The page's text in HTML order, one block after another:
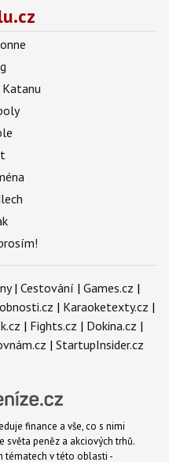
| Cestování | Games.cz |
| Karaoketexty.cz |
| Fights.cz | Dokina.cz |
| StartupInsider.cz
finance a vše, co s nimi
světa peněz a akciových trhů.
tématech v této oblasti -